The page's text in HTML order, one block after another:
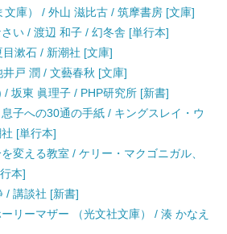
文庫） / 外山 滋比古 / 筑摩書房 [文庫]
い / 渡辺 和子 / 幻冬舎 [単行本]
漱石 / 新潮社 [文庫]
戸 潤 / 文藝春秋 [文庫]
坂東 眞理子 / PHP研究所 [新書]
子への30通の手紙 / キングスレイ・ウ
[単行本]
変える教室 / ケリー・マクゴニガル、
本]
/ 講談社 [新書]
リーマザー （光文社文庫） / 湊 かなえ